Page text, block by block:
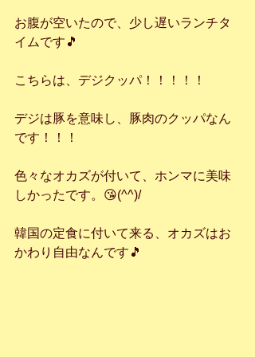
お腹が空いたので、少し遅いランチタ
イムです🎵
こちらは、デジクッパ！！！！！
デジは豚を意味し、豚肉のクッパなん
です！！！
色々なオカズが付いて、ホンマに美味
しかったです。😘(^^)/
韓国の定食に付いて来る、オカズはお
かわり自由なんです🎵